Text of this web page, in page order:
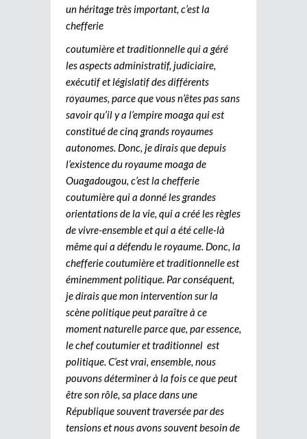
un héritage très important, c’est la
chefferie
coutumière et traditionnelle qui a géré
les aspects administratif, judiciaire,
exécutif et législatif des différents
royaumes, parce que vous n’êtes pas sans
savoir qu’il y a l’empire moaga qui est
constitué de cinq grands royaumes
autonomes. Donc, je dirais que depuis
l’existence du royaume moaga de
Ouagadougou, c’est la chefferie
coutumière qui a donné les grandes
orientations de la vie, qui a créé les règles
de vivre-ensemble et qui a été celle-là
même qui a défendu le royaume. Donc, la
chefferie coutumière et traditionnelle est
éminemment politique. Par conséquent,
je dirais que mon intervention sur la
scène politique peut paraître à ce
moment naturelle parce que, par essence,
le chef coutumier et traditionnel est
politique. C’est vrai, ensemble, nous
pouvons déterminer à la fois ce que peut
être son rôle, sa place dans une
République souvent traversée par des
tensions et nous avons souvent besoin de